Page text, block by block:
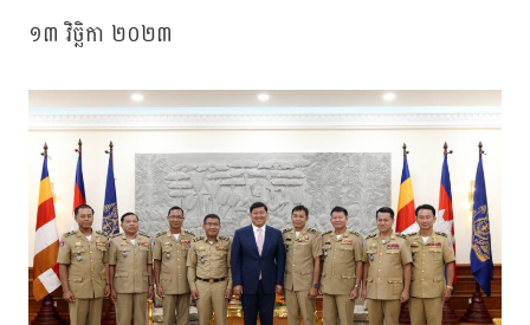
១៣ វិច្ឆិកា ២០២៣